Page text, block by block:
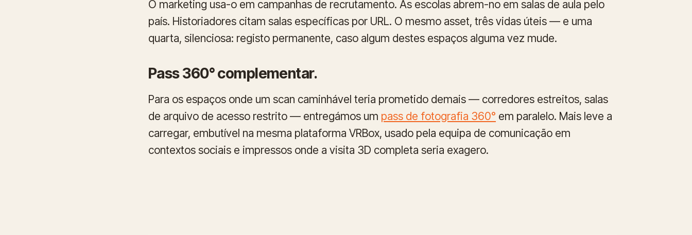
O marketing usa-o em campanhas de recrutamento. As escolas abrem-no em salas de aula pelo
país. Historiadores citam salas específicas por URL. O mesmo asset, três vidas úteis — e uma
quarta, silenciosa: registo permanente, caso algum destes espaços alguma vez mude.
Pass 360° complementar.
Para os espaços onde um scan caminhável teria prometido demais — corredores estreitos, salas
de arquivo de acesso restrito — entregámos um pass de fotografia 360° em paralelo. Mais leve a
carregar, embutível na mesma plataforma VRBox, usado pela equipa de comunicação em
contextos sociais e impressos onde a visita 3D completa seria exagero.